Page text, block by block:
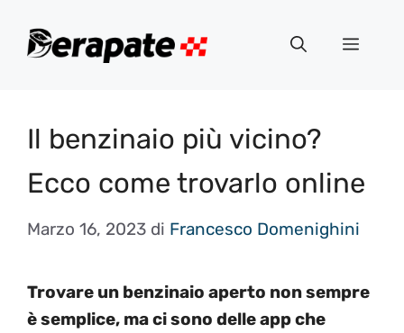
Menu
Il benzinaio più vicino?
Ecco come trovarlo online
Marzo 16, 2023 di Francesco Domenighini
Trovare un benzinaio aperto non sempre
è semplice, ma ci sono delle app che